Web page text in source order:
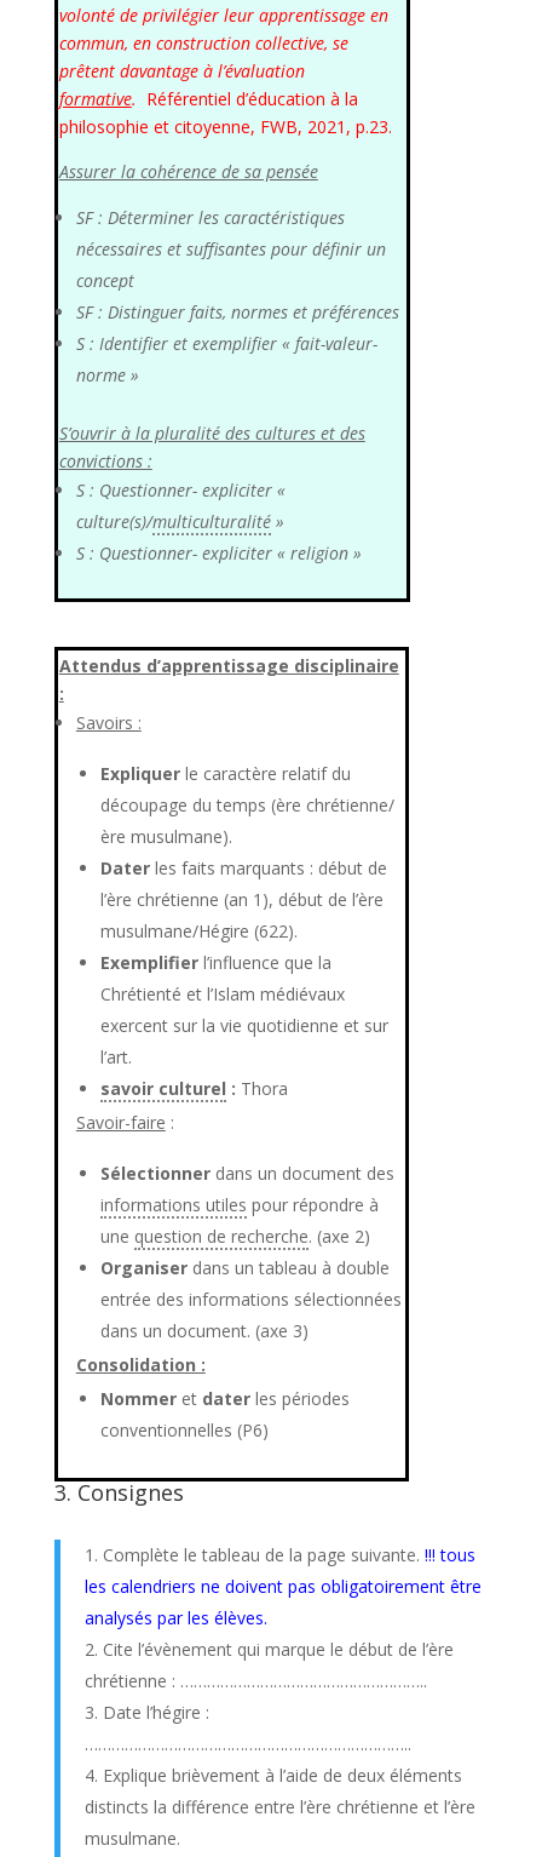
volonté de privilégier leur apprentissage en
commun, en construction collective, se
prêtent davantage à l’évaluation
formative. Référentiel d’éducation à la
philosophie et citoyenne, FWB, 2021, p.23.
Assurer la cohérence de sa pensée
SF : Déterminer les caractéristiques
nécessaires et suffisantes pour définir un
concept
SF : Distinguer faits, normes et préférences
S : Identifier et exemplifier « fait-valeur-
norme »
S’ouvrir à la pluralité des cultures et des
convictions :
S : Questionner- expliciter «
culture(s)/multiculturalité»
S : Questionner- expliciter « religion »
Attendus d’apprentissage disciplinaire
:
Savoirs :
Expliquerle caractère relatif du
découpage du temps (ère chrétienne/
ère musulmane).
Daterles faits marquants : début de
l’ère chrétienne (an 1), début de l’ère
musulmane/Hégire (622).
Exemplifier l’influence que la
Chrétienté et l’Islam médiévaux
exercent sur la vie quotidienne et sur
l’art.
savoir culturel : Thora
Savoir-faire :
Sélectionner dans un document des
informations utiles pour répondre à
une question de recherche. (axe 2)
Organiser dans un tableau à double
entrée des informations sélectionnées
dans un document. (axe 3)
Consolidation :
Nommeret daterles périodes
conventionnelles (P6)
3. Consignes
Complète le tableau de la page suivante. !!! tous
les calendriers ne doivent pas obligatoirement être
analysés par les élèves.
Cite l’évènement qui marque le début de l’ère
chrétienne : ………………………………………………..
Date l’hégire :
………………………………………………………………..
Explique brièvement à l’aide de deux éléments
distincts la différence entre l’ère chrétienne et l’ère
musulmane.